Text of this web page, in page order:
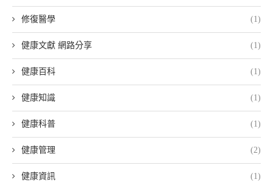
修復醫學 (1)
健康文獻 網路分享 (1)
健康百科 (1)
健康知識 (1)
健康科普 (1)
健康管理 (2)
健康資訊 (1)